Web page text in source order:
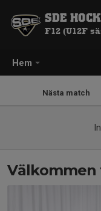
Hem
SDE
F12 (U12F
Nästa match
Välkommen